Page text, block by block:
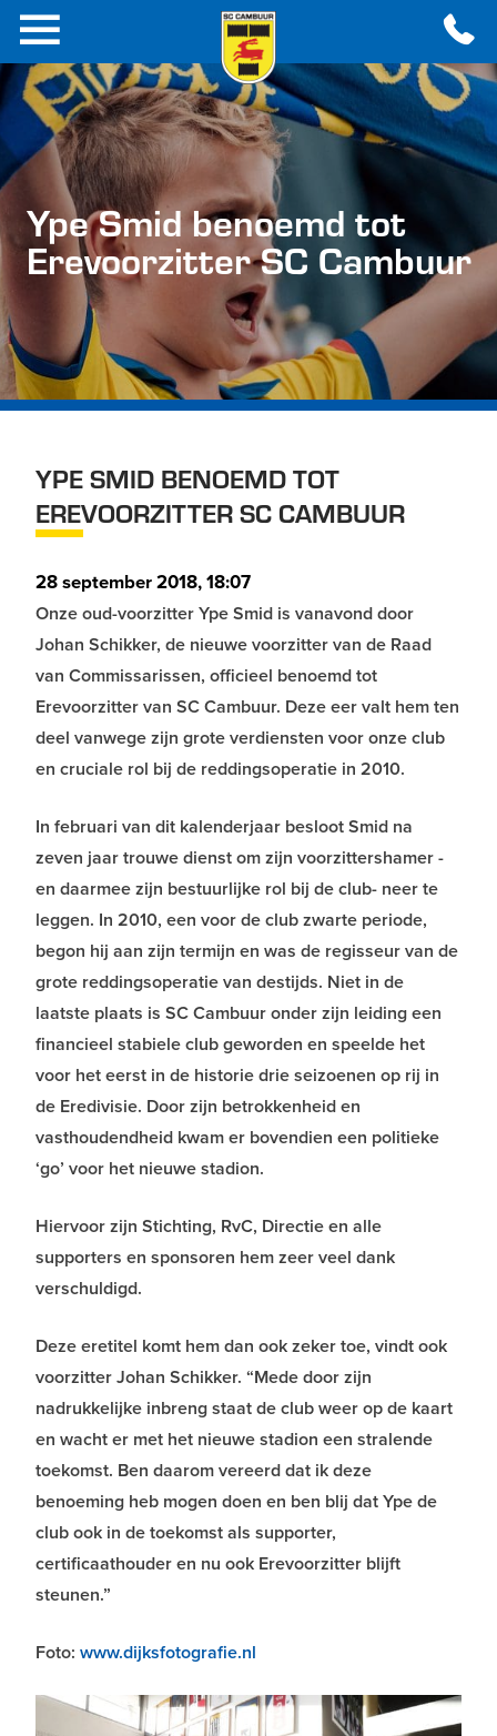
Ype Smid benoemd tot
Erevoorzitter SC Cambuur
YPE SMID BENOEMD TOT
EREVOORZITTER SC CAMBUUR
28 september 2018, 18:07
Onze oud-voorzitter Ype Smid is vanavond door
Johan Schikker, de nieuwe voorzitter van de Raad
van Commissarissen, officieel benoemd tot
Erevoorzitter van SC Cambuur. Deze eer valt hem ten
deel vanwege zijn grote verdiensten voor onze club
en cruciale rol bij de reddingsoperatie in 2010.
In februari van dit kalenderjaar besloot Smid na
zeven jaar trouwe dienst om zijn voorzittershamer -
en daarmee zijn bestuurlijke rol bij de club- neer te
leggen. In 2010, een voor de club zwarte periode,
begon hij aan zijn termijn en was de regisseur van de
grote reddingsoperatie van destijds. Niet in de
laatste plaats is SC Cambuur onder zijn leiding een
financieel stabiele club geworden en speelde het
voor het eerst in de historie drie seizoenen op rij in
de Eredivisie. Door zijn betrokkenheid en
vasthoudendheid kwam er bovendien een politieke
‘go’ voor het nieuwe stadion.
Hiervoor zijn Stichting, RvC, Directie en alle
supporters en sponsoren hem zeer veel dank
verschuldigd.
Deze eretitel komt hem dan ook zeker toe, vindt ook
voorzitter Johan Schikker. “Mede door zijn
nadrukkelijke inbreng staat de club weer op de kaart
en wacht er met het nieuwe stadion een stralende
toekomst. Ben daarom vereerd dat ik deze
benoeming heb mogen doen en ben blij dat Ype de
club ook in de toekomst als supporter,
certificaathouder en nu ook Erevoorzitter blijft
steunen.”
Foto: www.dijksfotografie.nl